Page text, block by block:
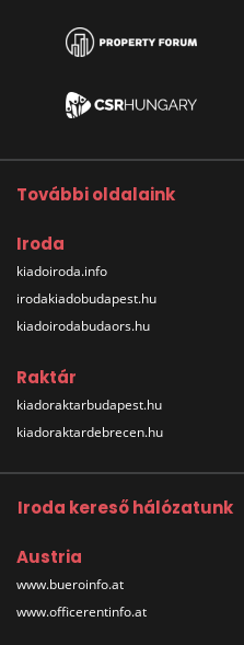
További oldalaink
Iroda
kiadoiroda.info
irodakiadobudapest.hu
kiadoirodabudaors.hu
Raktár
kiadoraktarbudapest.hu
kiadoraktardebrecen.hu
Iroda kereső hálózatunk
Austria
www.bueroinfo.at
www.officerentinfo.at